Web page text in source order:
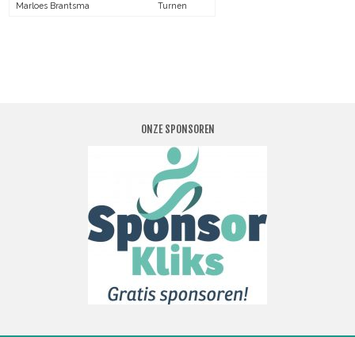
Marloes Brantsma Turnen
ONZE SPONSOREN